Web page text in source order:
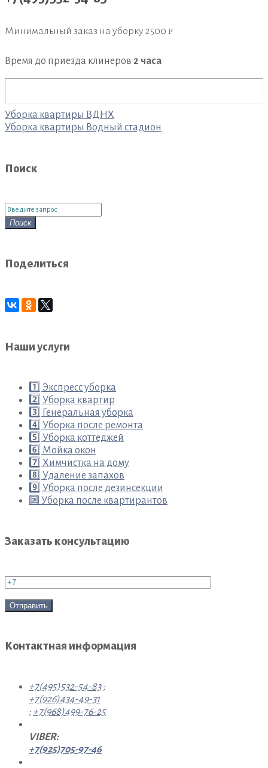
Минимальный заказ на уборку 2500 ₽
Время до приезда клинеров 2 часа
Навигация
по
Уборка квартиры ВДНХ
Уборка квартиры Водный стадион
Поиск
Поиск
для:
Поиск
Поделиться
Наши услуги
1️⃣ Экспресс уборка
2️⃣ Уборка квартир
3️⃣ Генеральная уборка
4️⃣ Уборка после ремонта
5️⃣ Уборка коттеджей
6️⃣ Мойка окон
7️⃣ Химчистка на дому
8️⃣ Удаление запахов
9️⃣ Уборка после дезинсекции
🔟 Уборка после квартирантов
Заказать консультацию
Контактная информация
+7(495)532-54-83 ;
+7(926)434-49-31
; +7(968)499-76-25
VIBER:
+7(925)705-97-46